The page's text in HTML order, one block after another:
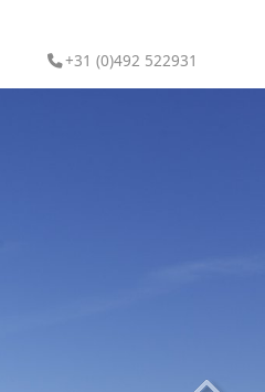
+31 (0)492 522931